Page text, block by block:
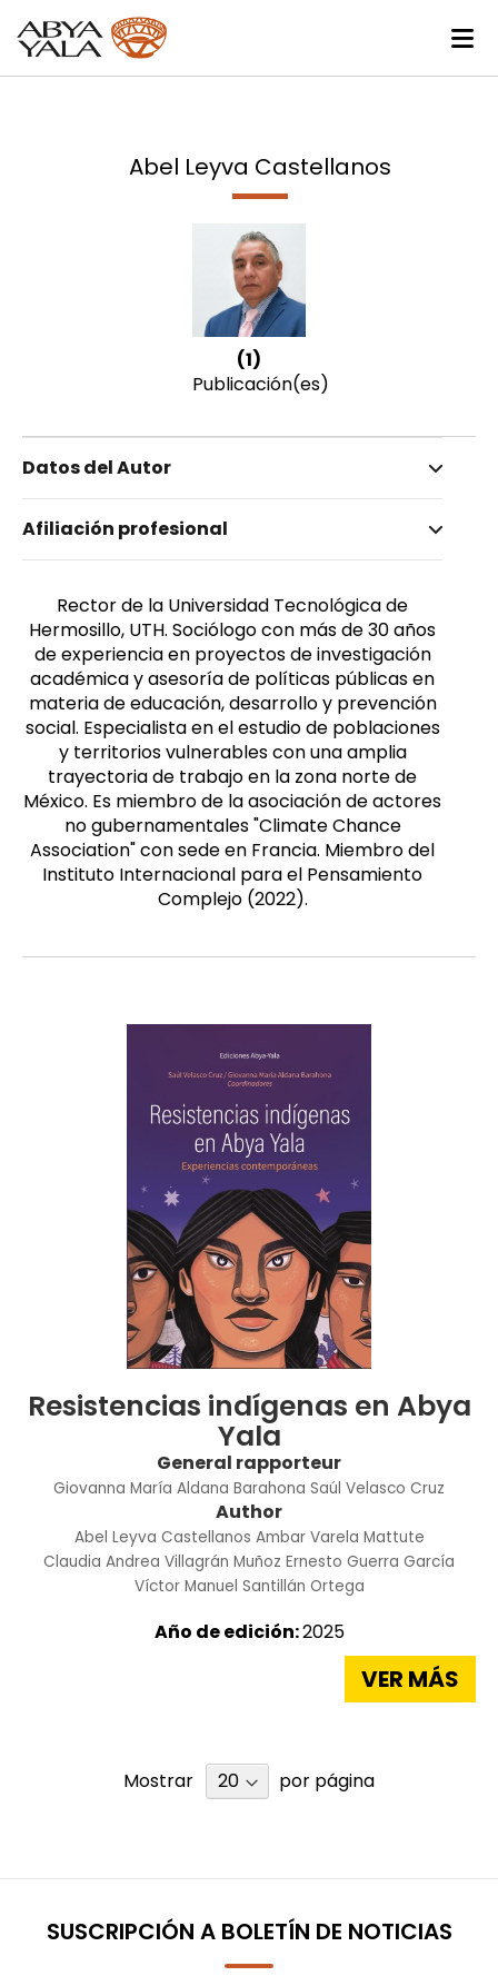
Abel Leyva Castellanos
(1)
Publicación(es)
Datos del Autor
Leyva Castellanos, Abel
Afiliación profesional
Rector de la Universidad Tecnológica de
Hermosillo, UTH. Sociólogo con más de 30 años
de experiencia en proyectos de investigación
académica y asesoría de políticas públicas en
materia de educación, desarrollo y prevención
social. Especialista en el estudio de poblaciones
y territorios vulnerables con una amplia
trayectoria de trabajo en la zona norte de
México. Es miembro de la asociación de actores
no gubernamentales "Climate Chance
Association" con sede en Francia. Miembro del
Instituto Internacional para el Pensamiento
Complejo (2022).
Resistencias indígenas en Abya
Yala
General rapporteur
Giovanna María Aldana Barahona Saúl Velasco Cruz
Author
Abel Leyva Castellanos Ambar Varela Mattute
Claudia Andrea Villagrán Muñoz Ernesto Guerra García
Víctor Manuel Santillán Ortega
Año de edición:2025
VER MÁS
Mostrar por página
SUSCRIPCIÓN A BOLETÍN DE NOTICIAS